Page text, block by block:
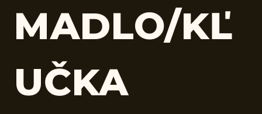
MADLO/KĽ
UČKA